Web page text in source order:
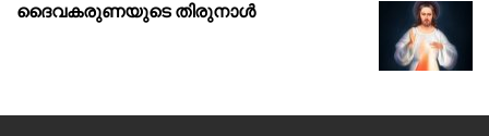
ദൈവകരുണയുടെ തിരുനാൾ